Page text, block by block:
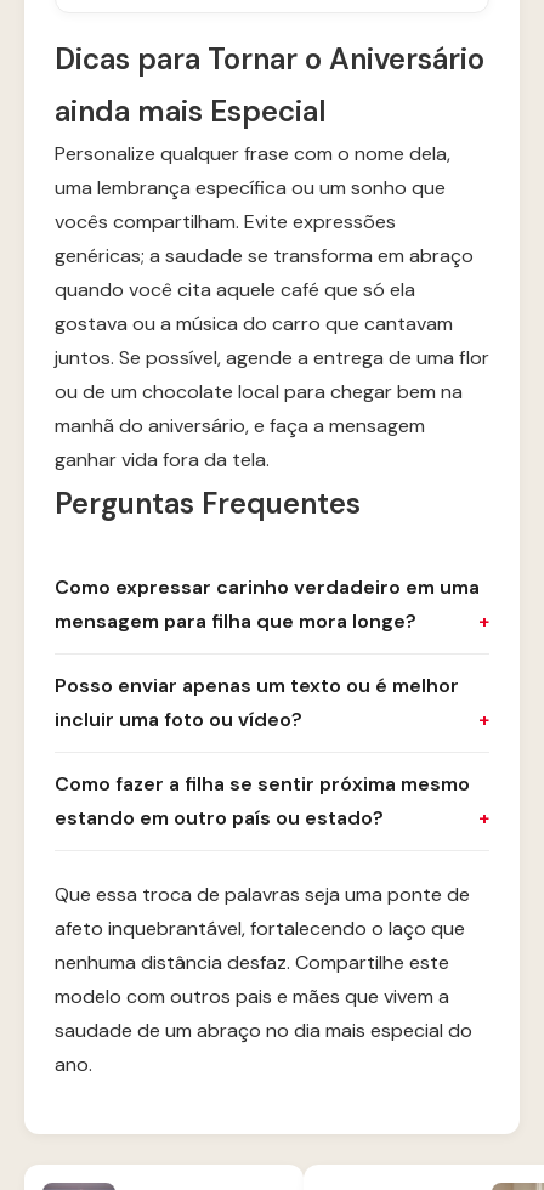
Dicas para Tornar o Aniversário
ainda mais Especial
Personalize qualquer frase com o nome dela,
uma lembrança específica ou um sonho que
vocês compartilham. Evite expressões
genéricas; a saudade se transforma em abraço
quando você cita aquele café que só ela
gostava ou a música do carro que cantavam
juntos. Se possível, agende a entrega de uma flor
ou de um chocolate local para chegar bem na
manhã do aniversário, e faça a mensagem
ganhar vida fora da tela.
Perguntas Frequentes
Como expressar carinho verdadeiro em uma
mensagem para filha que mora longe?
Posso enviar apenas um texto ou é melhor
incluir uma foto ou vídeo?
Como fazer a filha se sentir próxima mesmo
estando em outro país ou estado?
Que essa troca de palavras seja uma ponte de
afeto inquebrantável, fortalecendo o laço que
nenhuma distância desfaz. Compartilhe este
modelo com outros pais e mães que vivem a
saudade de um abraço no dia mais especial do
ano.